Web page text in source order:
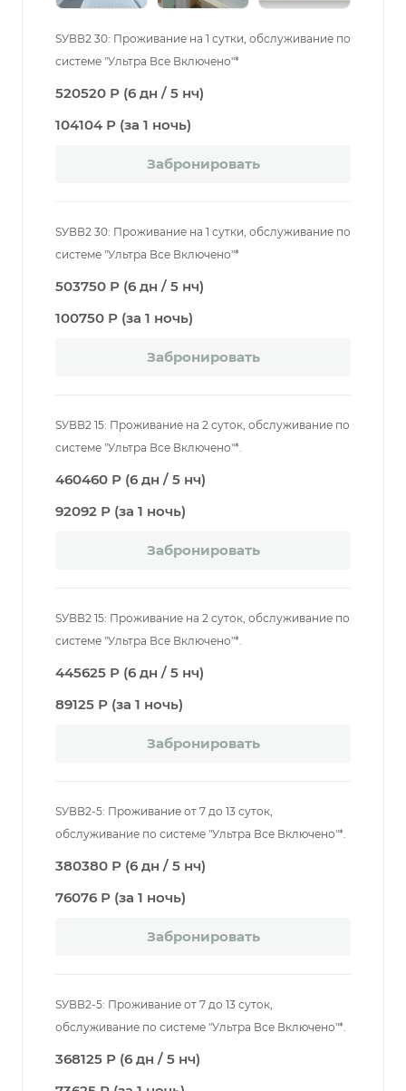
SУВВ2 30: Проживание на 1 сутки, обслуживание по
системе "Ультра Все Включено"*
520520 Р (6 дн / 5 нч)
104104 Р (за 1 ночь)
Забронировать
SУВВ2 30: Проживание на 1 сутки, обслуживание по
системе "Ультра Все Включено"*
503750 Р (6 дн / 5 нч)
100750 Р (за 1 ночь)
Забронировать
SУВВ2 15: Проживание на 2 суток, обслуживание по
системе "Ультра Все Включено"*.
460460 Р (6 дн / 5 нч)
92092 Р (за 1 ночь)
Забронировать
SУВВ2 15: Проживание на 2 суток, обслуживание по
системе "Ультра Все Включено"*.
445625 Р (6 дн / 5 нч)
89125 Р (за 1 ночь)
Забронировать
SУВВ2-5: Проживание от 7 до 13 суток,
обслуживание по системе "Ультра Все Включено"*.
380380 Р (6 дн / 5 нч)
76076 Р (за 1 ночь)
Забронировать
SУВВ2-5: Проживание от 7 до 13 суток,
обслуживание по системе "Ультра Все Включено"*.
368125 Р (6 дн / 5 нч)